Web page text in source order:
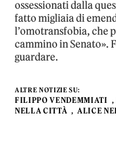
ossessionati dalla
fatto migliaia di
l’omotransfobia, che
cammino in Senato».
guardare.
ALTRE NOTIZIE SU:
FILIPPO VENDEMMIATI
NELLA CITTÀ
ALICE